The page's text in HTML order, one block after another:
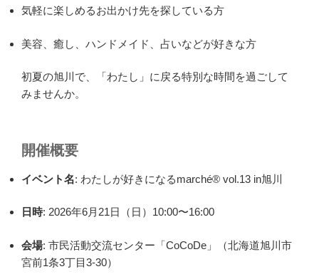
気軽に楽しめるお出かけ先を探している方
美容、癒し、ハンドメイド、占いなどが好きな方
初夏の旭川で、「わたし」に戻る特別な時間を過ごして
みませんか。
開催概要
イベント名: わたしが好きになるmarché® vol.13 in旭川
日時: 2026年6月21日（日）10:00〜16:00
会場: 市民活動交流センター「CoCoDe」（北海道旭川市
宮前1条3丁目3-30）